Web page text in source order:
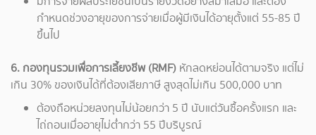
กำหนดช่วงอายุของการจ่ายเมื่อผู้มีเงินได้อายุตั้งแต่ 55-85 ปี
ขึ้นไป
6. กองทุนรวมเพื่อการเลี้ยงชีพ (RMF) หักลดหย่อนได้ตามจริง แต่ไม่
เกิน 30% ของเงินได้ที่ต้องเสียภาษี สูงสุดไม่เกิน 500,000 บาท
ต้องถือหน่วยลงทุนไม่น้อยกว่า 5 ปี นับแต่วันซื้อครั้งแรก และ
ไถ่ถอนเมื่ออายุไม่ต่ำกว่า 55 ปีบริบูรณ์